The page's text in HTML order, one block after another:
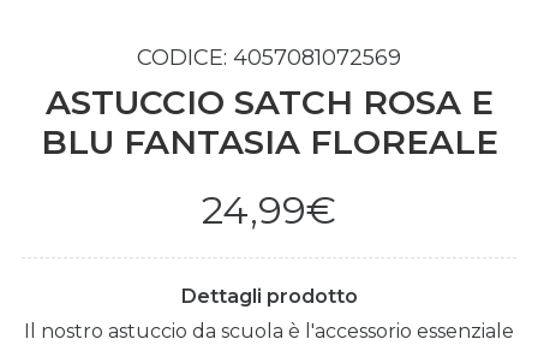
CODICE: 4057081072569
ASTUCCIO SATCH ROSA E
BLU FANTASIA FLOREALE
24,99€
Dettagli prodotto
Il nostro astuccio da scuola è l'accessorio essenziale